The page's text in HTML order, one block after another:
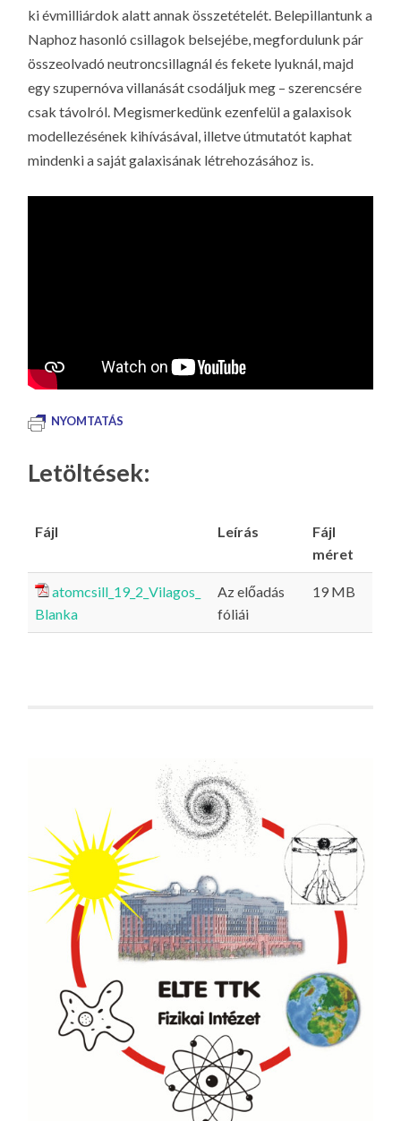
ki évmilliárdok alatt annak összetételét. Belepillantunk a
Naphoz hasonló csillagok belsejébe, megfordulunk pár
összeolvadó neutroncsillagnál és fekete lyuknál, majd
egy szupernóva villanását csodáljuk meg – szerencsére
csak távolról. Megismerkedünk ezenfelül a galaxisok
modellezésének kihívásával, illetve útmutatót kaphat
mindenki a saját galaxisának létrehozásához is.
NYOMTATÁS
Letöltések:
Fájl Leírás
Fájl
méret
atomcsill_19_2_Vilagos_
Blanka
Az előadás
fóliái
19 MB